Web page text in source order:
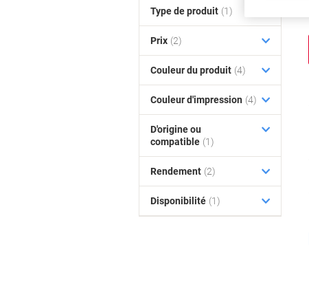
Type de produit (1)
Prix (2)
Couleur du produit (4)
Couleur d'impression (4)
D'origine ou
compatible (1)
Rendement (2)
Disponibilité (1)